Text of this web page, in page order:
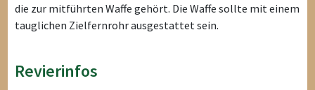
die zur mitführten Waffe gehört. Die Waffe sollte mit einem
tauglichen Zielfernrohr ausgestattet sein.
Revierinfos